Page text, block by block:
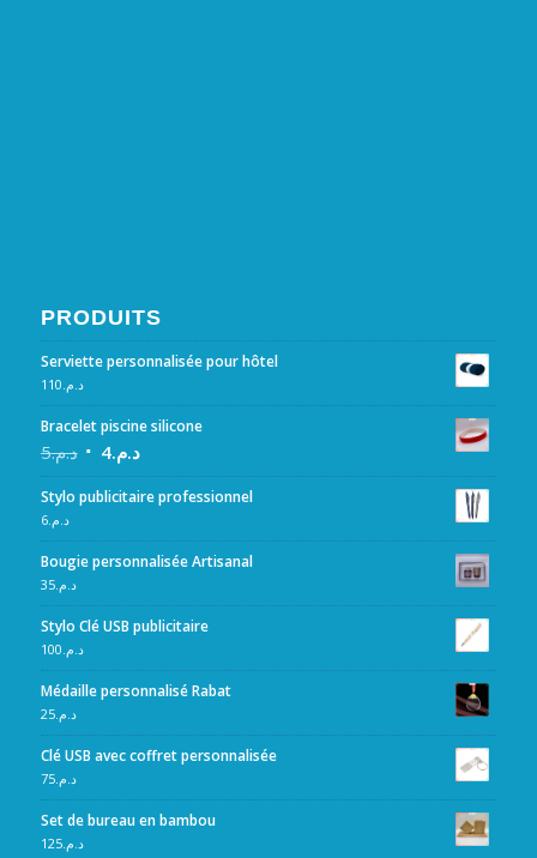
PRODUITS
Serviette personnalisée pour hôtel
د.م.110
Bracelet piscine silicone
د.م.5 د.م.4
Stylo publicitaire professionnel
د.م.6
Bougie personnalisée Artisanal
د.م.35
Stylo Clé USB publicitaire
د.م.100
Médaille personnalisé Rabat
د.م.25
Clé USB avec coffret personnalisée
د.م.75
Set de bureau en bambou
د.م.125